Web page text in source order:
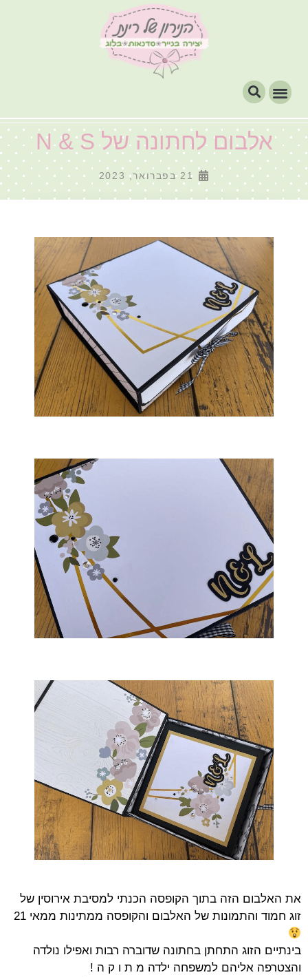
אלבום לחתונה של N & S
21 בפברואר, 2023
את האלבום הזה בתוך הקופסה הכנתי למסיבת אירוסין של
זוג חמוד והתמונות של האלבום והקופסה ממתינות ממאי 21
בינתיים הזוג התחתן בחתונה שדוברה רבות ואפילו נולדה
והצטרפה אליהם למשפחה ילדה מ ת ו ק ה !